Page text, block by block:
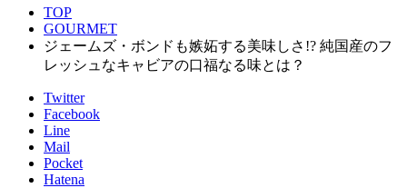
TOP
GOURMET
ジェームズ・ボンドも嫉妬する美味しさ!? 純国産のフ
レッシュなキャビアの口福なる味とは？
Twitter
Facebook
Line
Mail
Pocket
Hatena